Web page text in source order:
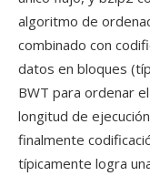
algoritmo de
combinado con
datos en bloques
BWT para ordenar
longitud de
finalmente
típicamente logra